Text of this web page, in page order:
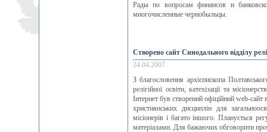
Рады по вопросам финансов и
многочисленные чернобыльцы.
Створено сайт Синодального відділу
24.04.2007
З благословення архієпископа
релігійної освіти, катехізації та
Інтернет був створений офіційний web-
християнських дисциплін для
місіонерів і багато іншого. Планується
матеріалами. Для бажаючих обговорити